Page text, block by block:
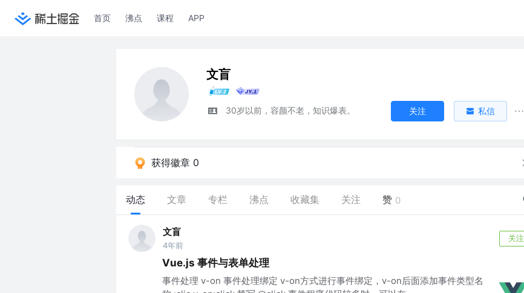
首页 沸点 课程 APP
文盲
30岁以前，容颜不老，知识爆表。 关注 私信
获得徽章 0
动态 文章 专栏 沸点 收藏集 关注 赞 0
文盲
4年前
关注
Vue.js 事件与表单处理
事件处理 v-on 事件处理绑定 v-on方式进行事件绑定，v-on后面添加事件类型名